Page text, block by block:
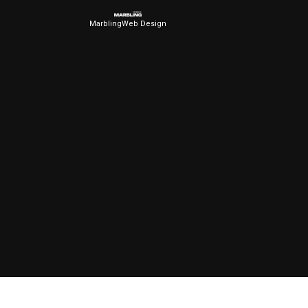
MarblingWeb Design